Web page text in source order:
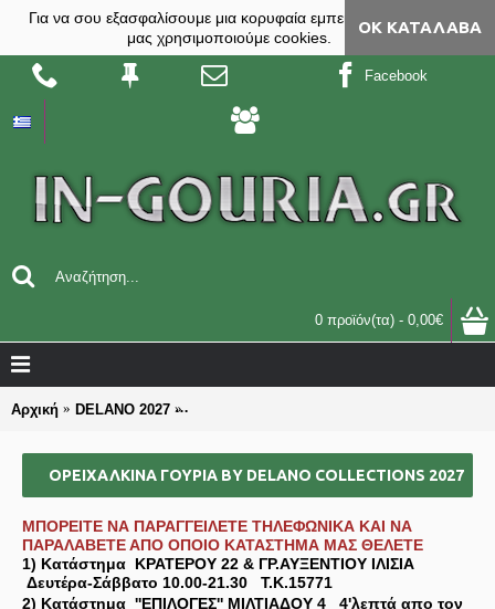
Για να σου εξασφαλίσουμε μια κορυφαία εμπειρία, στο site
μας χρησιμοποιούμε cookies.
ΟΚ ΚΑΤΆΛΑΒΑ
Facebook
0 προϊόν(τα) - 0,00€
Αρχική DELANO 2027 ΟΡΕΙΧΑΛΚΙΝΑ ΓΟΥΡΙΑ by DELANO
ΟΡΕΙΧΑΛΚΙΝΑ ΓΟΥΡΙΑ BY DELANO COLLECTIONS 2027
ΜΠΟΡΕΙΤΕ ΝΑ ΠΑΡΑΓΓΕΙΛΕΤΕ ΤΗΛΕΦΩΝΙΚΑ ΚΑΙ ΝΑ
ΠΑΡΑΛΑΒΕΤΕ ΑΠΟ ΟΠΟΙΟ ΚΑΤΑΣΤΗΜΑ ΜΑΣ ΘΕΛΕΤΕ
1) Κατάστημα ΚΡΑΤΕΡΟΥ 22 & ΓΡ.ΑΥΞΕΝΤΙΟΥ ΙΛΙΣΙΑ
Δευτέρα-Σάββατο 10.00-21.30 Τ.Κ.15771
2) Κατάστημα ''ΕΠΙΛΟΓΕΣ'' ΜΙΛΤΙΑΔΟΥ 4 4'λεπτά απο τον